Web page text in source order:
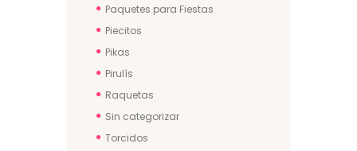
Paquetes para Fiestas
Piecitos
Pikas
Pirulís
Raquetas
Sin categorizar
Torcidos